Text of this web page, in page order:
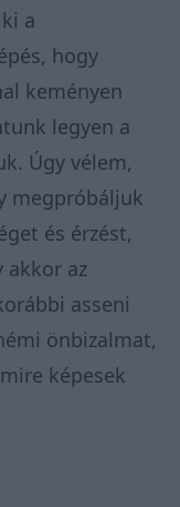
a
hogy
keményen
legyen a
Úgy vélem,
megpróbáljuk
és érzést,
akkor az
asseni
önbizalmat,
képesek